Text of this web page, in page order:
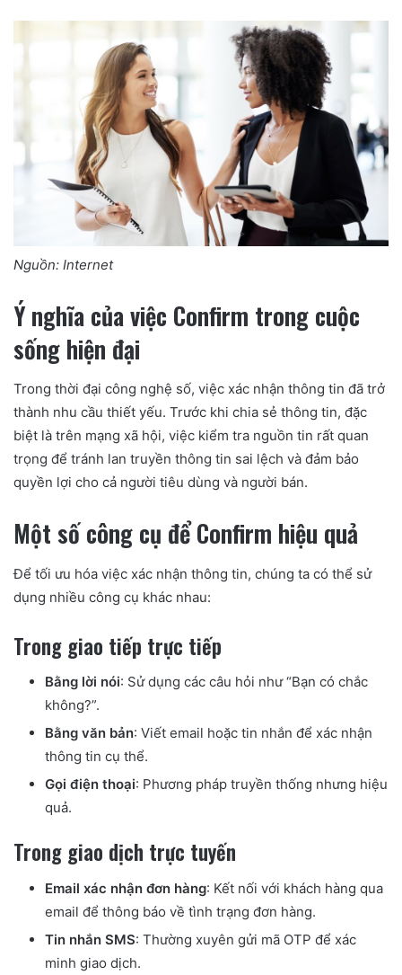
Nguồn: Internet
Ý nghĩa của việc Confirm trong cuộc
sống hiện đại
Trong thời đại công nghệ số, việc xác nhận thông tin đã trở
thành nhu cầu thiết yếu. Trước khi chia sẻ thông tin, đặc
biệt là trên mạng xã hội, việc kiểm tra nguồn tin rất quan
trọng để tránh lan truyền thông tin sai lệch và đảm bảo
quyền lợi cho cả người tiêu dùng và người bán.
Một số công cụ để Confirm hiệu quả
Để tối ưu hóa việc xác nhận thông tin, chúng ta có thể sử
dụng nhiều công cụ khác nhau:
Trong giao tiếp trực tiếp
Bằng lời nói: Sử dụng các câu hỏi như “Bạn có chắc
không?”.
Bằng văn bản: Viết email hoặc tin nhắn để xác nhận
thông tin cụ thể.
Gọi điện thoại: Phương pháp truyền thống nhưng hiệu
quả.
Trong giao dịch trực tuyến
Email xác nhận đơn hàng: Kết nối với khách hàng qua
email để thông báo về tình trạng đơn hàng.
Tin nhắn SMS: Thường xuyên gửi mã OTP để xác
minh giao dịch.